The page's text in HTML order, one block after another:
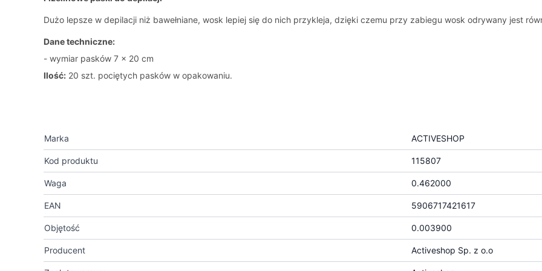
Dużo lepsze w depilacji niż bawełniane, wosk lepiej się do nich przykleja, dzięki czemu przy zabiegu wosk odrywany jest
Dane techniczne:
- wymiar pasków 7 x 20 cm
Ilość: 20 szt. pociętych pasków w opakowaniu.
Marka ACTIVESHOP
Kod produktu 115807
Waga 0.462000
EAN 5906717421617
Objętość 0.003900
Producent Activeshop Sp. z o.o